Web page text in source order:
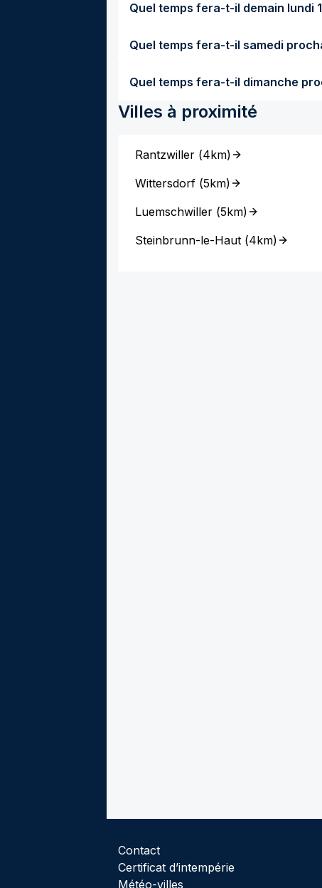
Quel temps
Villes à proximité
Rantzwiller (4km)
Wittersdorf (5km)
Luemschwiller (5km)
Steinbrunn-le-Haut (4km)
Contact
Certificat d’intempérie
Météo-villes